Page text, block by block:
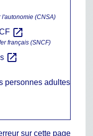
(CNSA)
open_in_new
français (SNCF)
open_in_new
personnes adultes
sur cette page